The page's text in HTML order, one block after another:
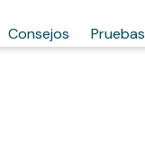
Consejos Pruebas